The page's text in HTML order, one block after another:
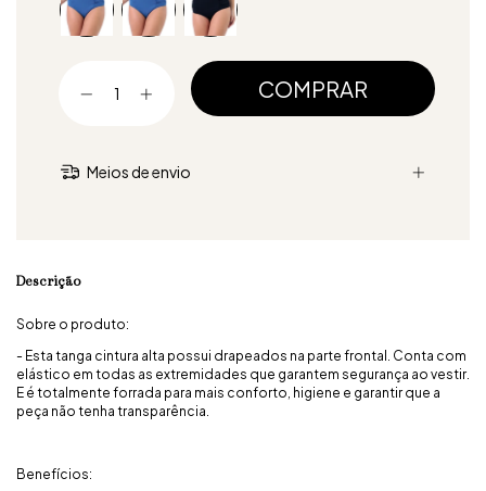
Meios de envio
Descrição
Sobre o produto:
- Esta tanga cintura alta possui drapeados na parte frontal. Conta com
elástico em todas as extremidades que garantem segurança ao vestir.
E é totalmente forrada para mais conforto, higiene e garantir que a
peça não tenha transparência.
Benefícios: